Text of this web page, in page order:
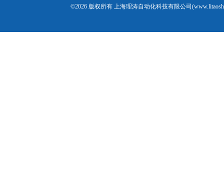
©2026 版权所有 上海理涛自动化科技有限公司